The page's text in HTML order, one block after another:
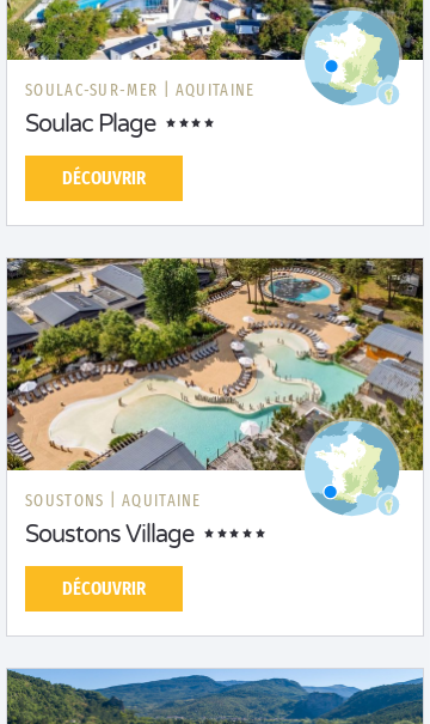
SOULAC-SUR-MER | AQUITAINE
Soulac Plage
DÉCOUVRIR
SOUSTONS | AQUITAINE
Soustons Village
DÉCOUVRIR